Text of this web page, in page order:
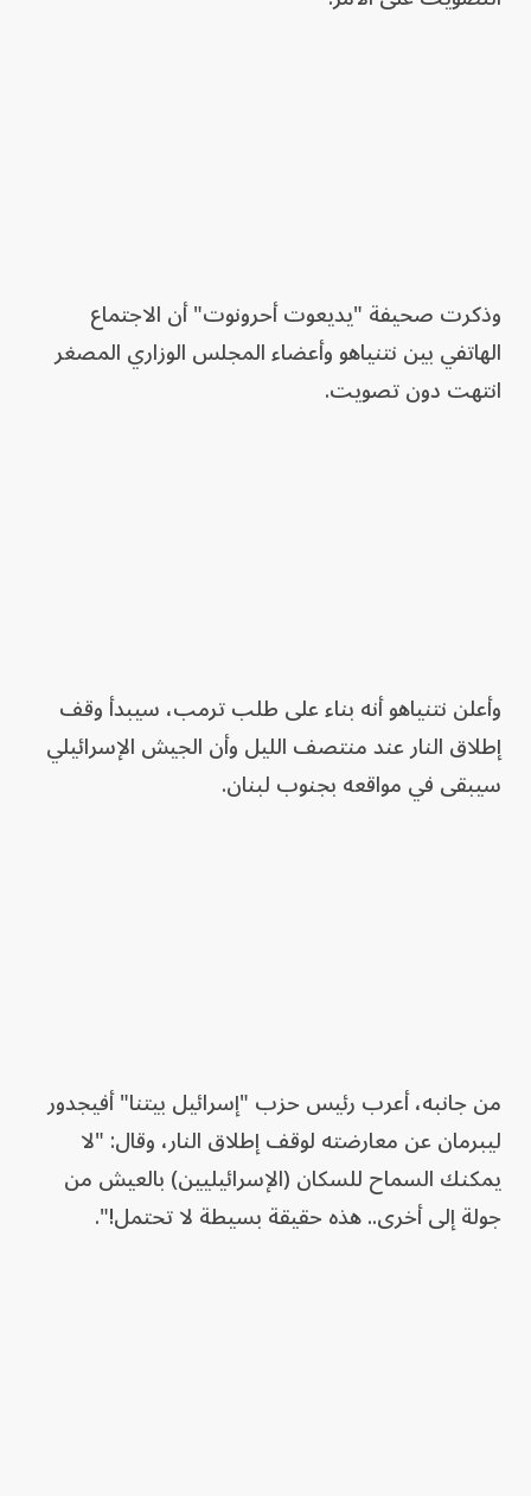
وذكرت صحيفة "يديعوت أحرونوت" أن الاجتماع
الهاتفي بين نتنياهو وأعضاء المجلس الوزاري المصغر
انتهت دون تصويت.
وأعلن نتنياهو أنه بناء على طلب ترمب، سيبدأ وقف
إطلاق النار عند منتصف الليل وأن الجيش الإسرائيلي
سيبقى في مواقعه بجنوب لبنان.
من جانبه، أعرب رئيس حزب "إسرائيل بيتنا" أفيجدور
ليبرمان عن معارضته لوقف إطلاق النار، وقال: "لا
يمكنك السماح للسكان (الإسرائيليين) بالعيش من
جولة إلى أخرى.. هذه حقيقة بسيطة لا تحتمل!".